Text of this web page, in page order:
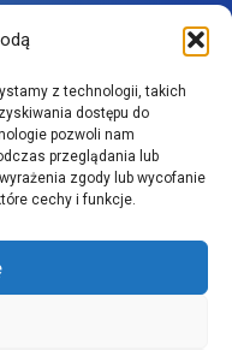
z technologii, takich
dostępu do
pozwoli nam
przeglądania lub
zgody lub wycofanie
cechy i funkcje.
producentów w
wymagania naszych